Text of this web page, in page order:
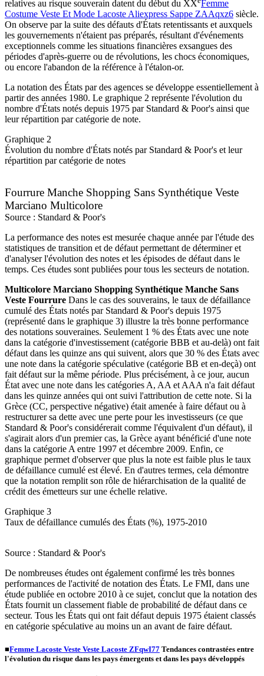
relatives au risque souverain datent du début du XX Femme
Costume Veste Et Mode Lacoste Aliexpress Sappe ZAAqxz6 siècle.
On observe par la suite des défauts d'États retentissants et auxquels
les gouvernements n'étaient pas préparés, résultant d'événements
exceptionnels comme les situations financières exsangues des
périodes d'après-guerre ou de révolutions, les chocs économiques,
ou encore l'abandon de la référence à l'étalon-or.
La notation des États par des agences se développe essentiellement à
partir des années 1980. Le graphique 2 représente l'évolution du
nombre d'États notés depuis 1975 par Standard & Poor's ainsi que
leur répartition par catégorie de note.
Graphique 2
Évolution du nombre d'États notés par Standard & Poor's et leur
répartition par catégorie de notes
Fourrure Manche Shopping Sans Synthétique Veste
Marciano Multicolore
Source : Standard & Poor's
La performance des notes est mesurée chaque année par l'étude des
statistiques de transition et de défaut permettant de déterminer et
d'analyser l'évolution des notes et les épisodes de défaut dans le
temps. Ces études sont publiées pour tous les secteurs de notation.
Multicolore Marciano Shopping Synthétique Manche Sans
Veste Fourrure Dans le cas des souverains, le taux de défaillance
cumulé des États notés par Standard & Poor's depuis 1975
(représenté dans le graphique 3) illustre la très bonne performance
des notations souveraines. Seulement 1 % des États avec une note
dans la catégorie d'investissement (catégorie BBB et au-delà) ont fait
défaut dans les quinze ans qui suivent, alors que 30 % des États avec
une note dans la catégorie spéculative (catégorie BB et en-deçà) ont
fait défaut sur la même période. Plus précisément, à ce jour, aucun
État avec une note dans les catégories A, AA et AAA n'a fait défaut
dans les quinze années qui ont suivi l'attribution de cette note. Si la
Grèce (CC, perspective négative) était amenée à faire défaut ou à
restructurer sa dette avec une perte pour les investisseurs (ce que
Standard & Poor's considérerait comme l'équivalent d'un défaut), il
s'agirait alors d'un premier cas, la Grèce ayant bénéficié d'une note
dans la catégorie A entre 1997 et décembre 2009. Enfin, ce
graphique permet d'observer que plus la note est faible plus le taux
de défaillance cumulé est élevé. En d'autres termes, cela démontre
que la notation remplit son rôle de hiérarchisation de la qualité de
crédit des émetteurs sur une échelle relative.
Graphique 3
Taux de défaillance cumulés des États (%), 1975-2010
Source : Standard & Poor's
De nombreuses études ont également confirmé les très bonnes
performances de l'activité de notation des États. Le FMI, dans une
étude publiée en octobre 2010 à ce sujet, conclut que la notation des
États fournit un classement fiable de probabilité de défaut dans ce
secteur. Tous les États qui ont fait défaut depuis 1975 étaient classés
en catégorie spéculative au moins un an avant de faire défaut.
■Femme Lacoste Veste Veste Lacoste ZFqwI77 Tendances contrastées entre
l'évolution du risque dans les pays émergents et dans les pays développés